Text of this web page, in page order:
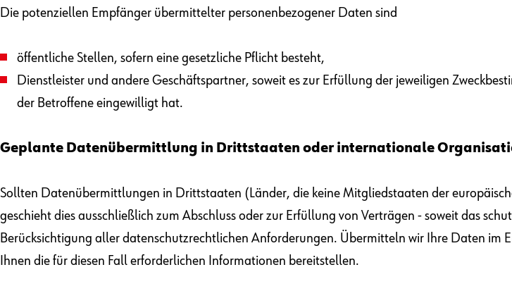
Die potenziellen Empfänger übermittelter personenbezogener Daten sind
öffentliche Stellen, sofern eine gesetzliche Pflicht besteht,
Dienstleister und andere Geschäftspartner, soweit es zur Erfüllung der jeweiligen
der Betroffene eingewilligt hat.
Geplante Datenübermittlung in Drittstaaten oder internationale
Sollten Datenübermittlungen in Drittstaaten (Länder, die keine Mitgliedstaaten der
geschieht dies ausschließlich zum Abschluss oder zur Erfüllung von Verträgen - soweit das
Berücksichtigung aller datenschutzrechtlichen Anforderungen. Übermitteln wir Ihre Daten
Ihnen die für diesen Fall erforderlichen Informationen bereitstellen.